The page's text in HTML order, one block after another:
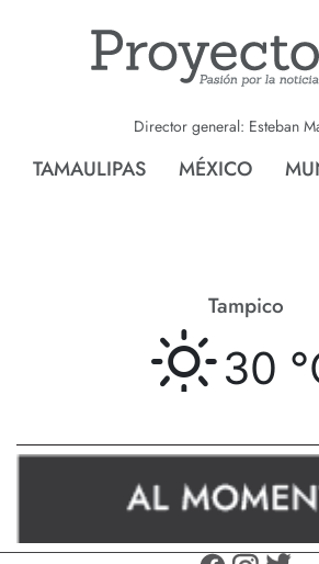
Director general: Esteban
TAMAULIPAS MÉXICO
Tampico
30 °